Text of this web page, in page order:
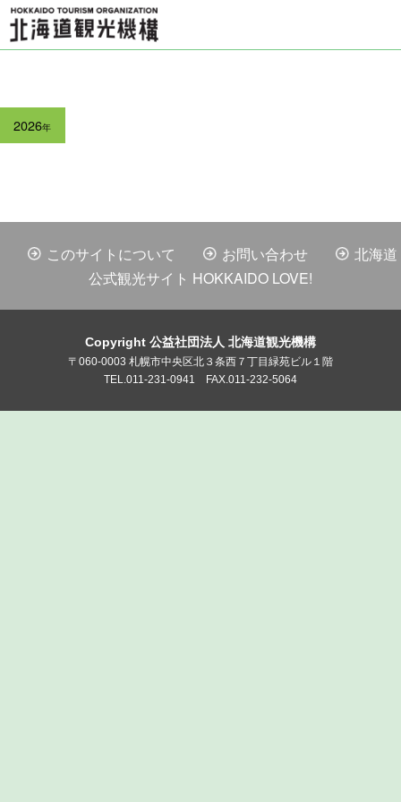
2026年
このサイトについて お問い合わせ
北海道
公式観光サイト HOKKAIDO LOVE!
Copyright 公益社団法人 北海道観光機構
〒060-0003 札幌市中央区北３条西７丁目緑苑ビル１階
TEL.011-231-0941 FAX.011-232-5064